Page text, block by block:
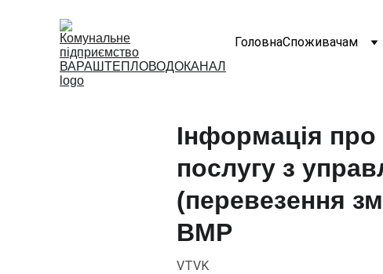
ГоловнаСпоживачам
Інформація
послугу з
(перевезення
ВМР
VTVK